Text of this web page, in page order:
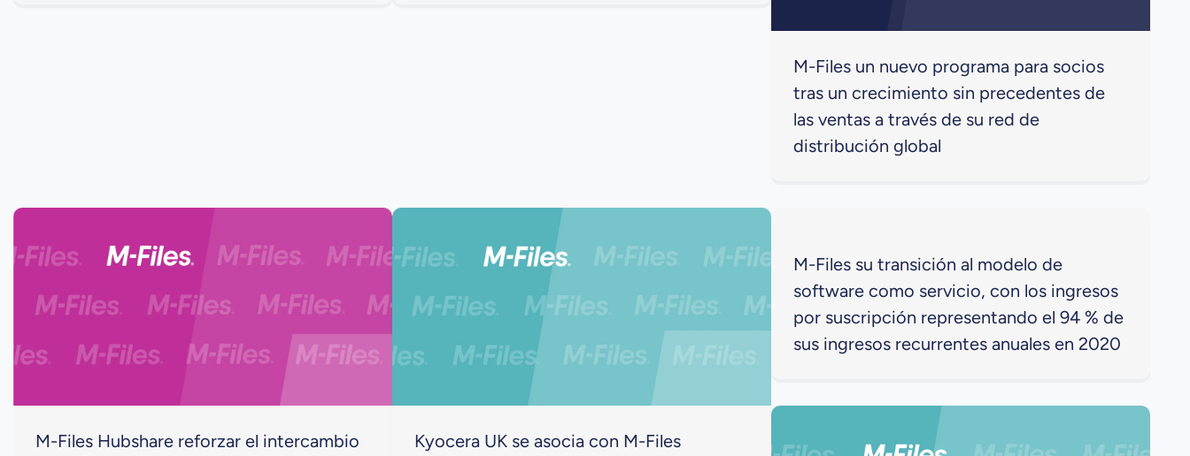
M-Files un nuevo programa para socios
tras un crecimiento sin precedentes de
las ventas a través de su red de
distribución global
M-Files Hubshare reforzar el intercambio
Kyocera UK se asocia con M-Files
M-Files su transición al modelo de
software como servicio, con los ingresos
por suscripción representando el 94 % de
sus ingresos recurrentes anuales en 2020